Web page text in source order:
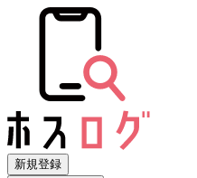
新規登録